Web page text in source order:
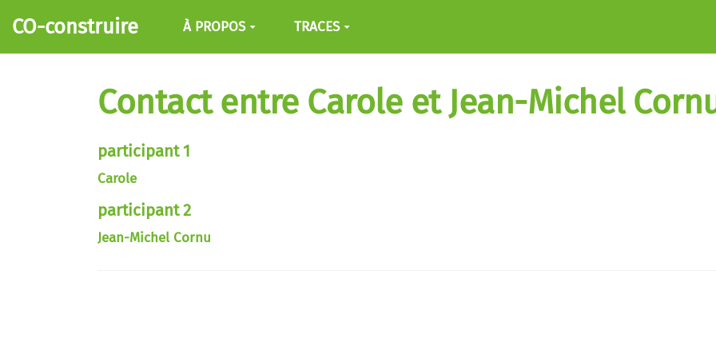
Aller au contenu principal
CO-construire À PROPOS TRACES
Contact entre Carole et Jean-Michel
participant 1
Carole
participant 2
Jean-Michel Cornu